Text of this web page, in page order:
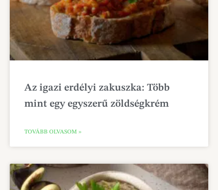
Az igazi erdélyi zakuszka: Több
mint egy egyszerű zöldségkrém
TOVÁBB OLVASOM »